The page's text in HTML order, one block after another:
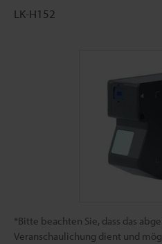
LK-H152
*Bitte beachten Sie, dass das
Veranschaulichung dient und